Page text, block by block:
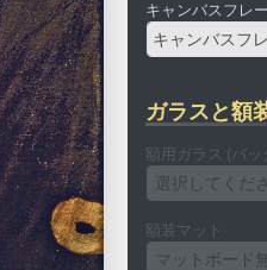
キャンバスフレ
キャンバスフ
ガラスと額
額用ガラス (バ
選択してくだ
額装マット
マットボード